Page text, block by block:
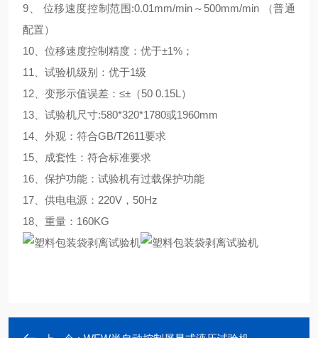
9、 位移速度控制范围:0.01mm/min～500mm/min （普通
配置）
10、位移速度控制精度：优于±1%；
11、试验机级别：优于1级
12、变形示值误差：≤±（50 0.15L）
13、试验机尺寸:580*320*1780或1960mm
14、外观：符合GB/T2611要求
15、成套性：符合标准要求
16、保护功能：试验机有过载保护功能
17、供电电源：220V，50Hz
18、重量：160KG